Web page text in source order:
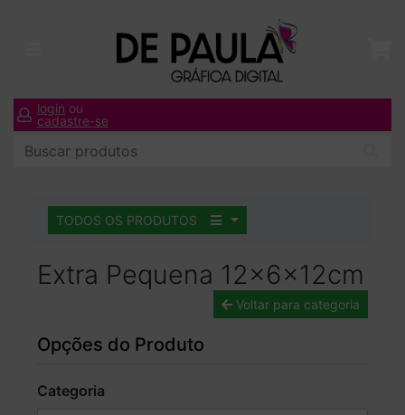
login ou
cadastre-se
TODOS OS PRODUTOS
Extra Pequena 12x6x12cm
Voltar para categoria
Opções do Produto
Categoria